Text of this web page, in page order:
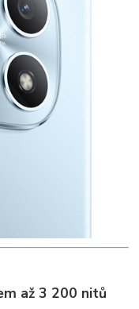
až 3 200 nitů